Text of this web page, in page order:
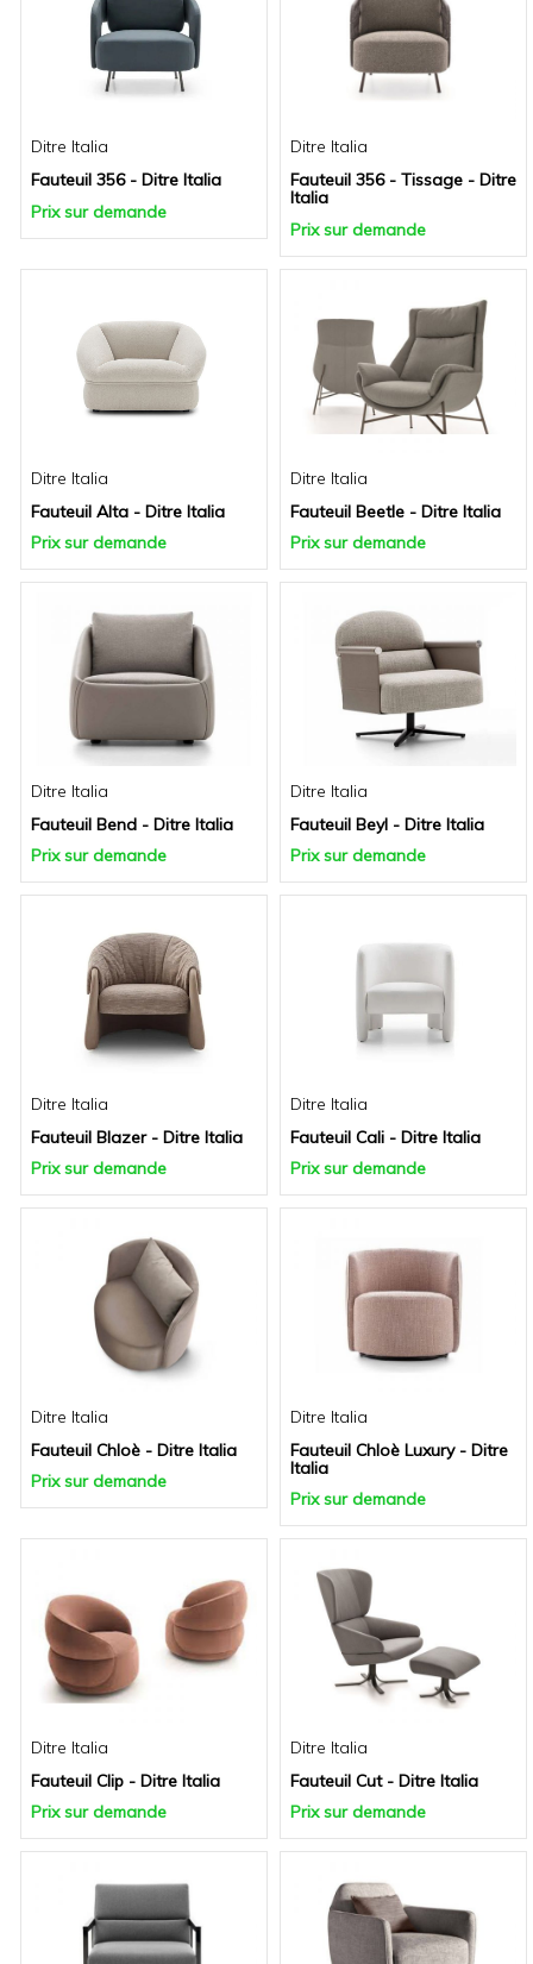
Ditre Italia
Fauteuil 356 - Ditre Italia
Prix sur demande
Ditre Italia
Fauteuil 356 - Tissage - Ditre
Italia
Prix sur demande
Ditre Italia
Fauteuil Alta - Ditre Italia
Prix sur demande
Ditre Italia
Fauteuil Beetle - Ditre Italia
Prix sur demande
Ditre Italia
Fauteuil Bend - Ditre Italia
Prix sur demande
Ditre Italia
Fauteuil Beyl - Ditre Italia
Prix sur demande
Ditre Italia
Fauteuil Blazer - Ditre Italia
Prix sur demande
Ditre Italia
Fauteuil Cali - Ditre Italia
Prix sur demande
Ditre Italia
Fauteuil Chloè - Ditre Italia
Prix sur demande
Ditre Italia
Fauteuil Chloè Luxury - Ditre
Italia
Prix sur demande
Ditre Italia
Fauteuil Clip - Ditre Italia
Prix sur demande
Ditre Italia
Fauteuil Cut - Ditre Italia
Prix sur demande